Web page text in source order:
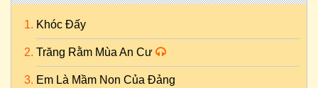
Khóc Đấy
Trăng Rằm Mùa An Cư
Em Là Mầm Non Của Đảng